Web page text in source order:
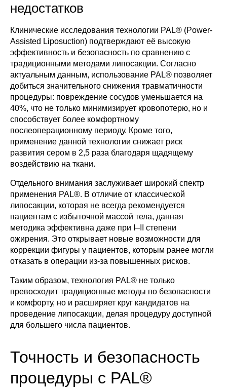
недостатков
Клинические исследования технологии PAL® (Power-
Assisted Liposuction) подтверждают её высокую
эффективность и безопасность по сравнению с
традиционными методами липосакции. Согласно
актуальным данным, использование PAL® позволяет
добиться значительного снижения травматичности
процедуры: повреждение сосудов уменьшается на
40%, что не только минимизирует кровопотерю, но и
способствует более комфортному
послеоперационному периоду. Кроме того,
применение данной технологии снижает риск
развития сером в 2,5 раза благодаря щадящему
воздействию на ткани.
Отдельного внимания заслуживает широкий спектр
применения PAL®. В отличие от классической
липосакции, которая не всегда рекомендуется
пациентам с избыточной массой тела, данная
методика эффективна даже при I–II степени
ожирения. Это открывает новые возможности для
коррекции фигуры у пациентов, которым ранее могли
отказать в операции из-за повышенных рисков.
Таким образом, технология PAL® не только
превосходит традиционные методы по безопасности
и комфорту, но и расширяет круг кандидатов на
проведение липосакции, делая процедуру доступной
для большего числа пациентов.
Точность и безопасность
процедуры с PAL®
Остались вопросы?
Отправьте свои контакты, и наш
специалист свяжется с вами в ближайшее
время
Имя
Телефон
Отправить